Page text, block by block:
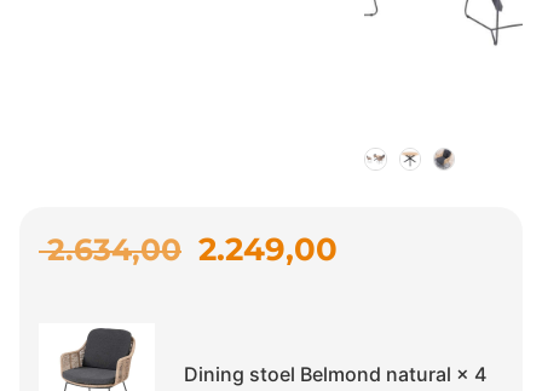
2.634,00 2.249,00
Dining stoel Belmond natural × 4